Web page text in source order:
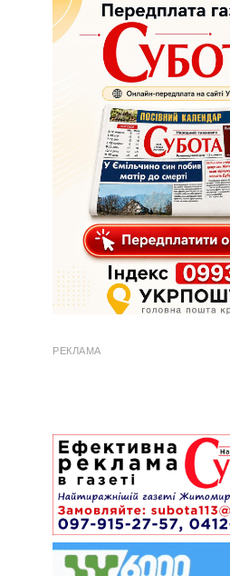
РЕКЛАМА